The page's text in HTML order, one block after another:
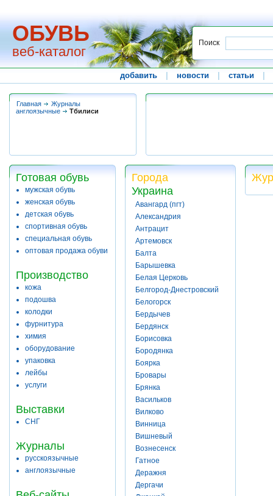
ОБУВЬ
веб-каталог
Поиск
добавить новости статьи
Главная
Журналы
англоязычные
Тбилиси
Готовая обувь
мужская обувь
женская обувь
детская обувь
спортивная обувь
специальная обувь
оптовая продажа обуви
Производство
кожа
подошва
колодки
фурнитура
химия
оборудование
упаковка
лейбы
услуги
Выставки
СНГ
Журналы
русскоязычные
англоязычные
Города
Украина
Авангард (пгт)
Александрия
Антрацит
Артемовск
Балта
Барышевка
Белая Церковь
Белгород-Днестровский
Белогорск
Бердычев
Бердянск
Борисовка
Бородянка
Боярка
Бровары
Брянка
Васильков
Вилково
Винница
Вишневый
Вознесенск
Гатное
Деражня
Дергачи